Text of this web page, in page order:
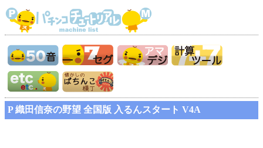
P 織田信奈の野望 全国版 入るんスタート V4A